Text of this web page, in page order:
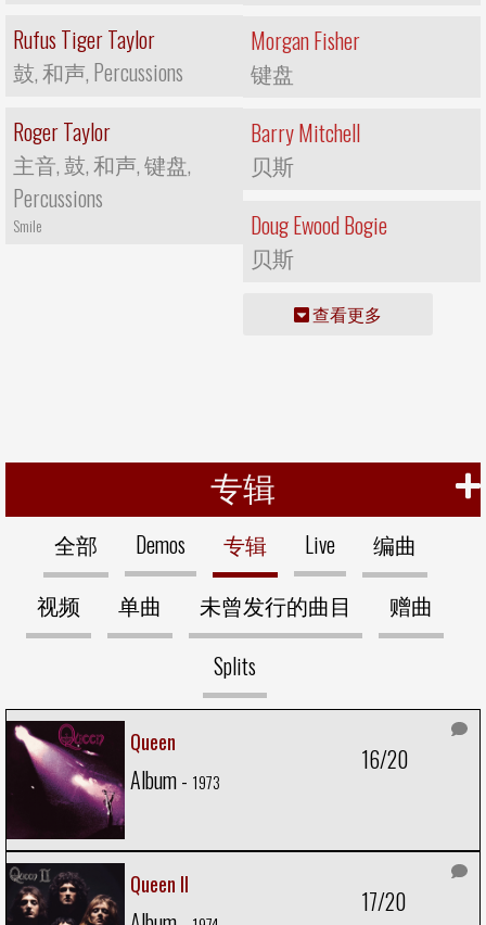
Rufus Tiger Taylor
鼓, 和声, Percussions
Roger Taylor
主音, 鼓, 和声, 键盘,
Percussions
Smile
Morgan Fisher
键盘
Barry Mitchell
贝斯
Doug Ewood Bogie
贝斯
查看更多
专辑
全部 Demos 专辑 Live
编曲
视频
单曲 未曾发行的曲目
赠曲
Splits
Queen
Album - 1973
16/20
Queen II
17/20